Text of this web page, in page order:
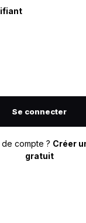
Se connecter
compte ? Créer
gratuit